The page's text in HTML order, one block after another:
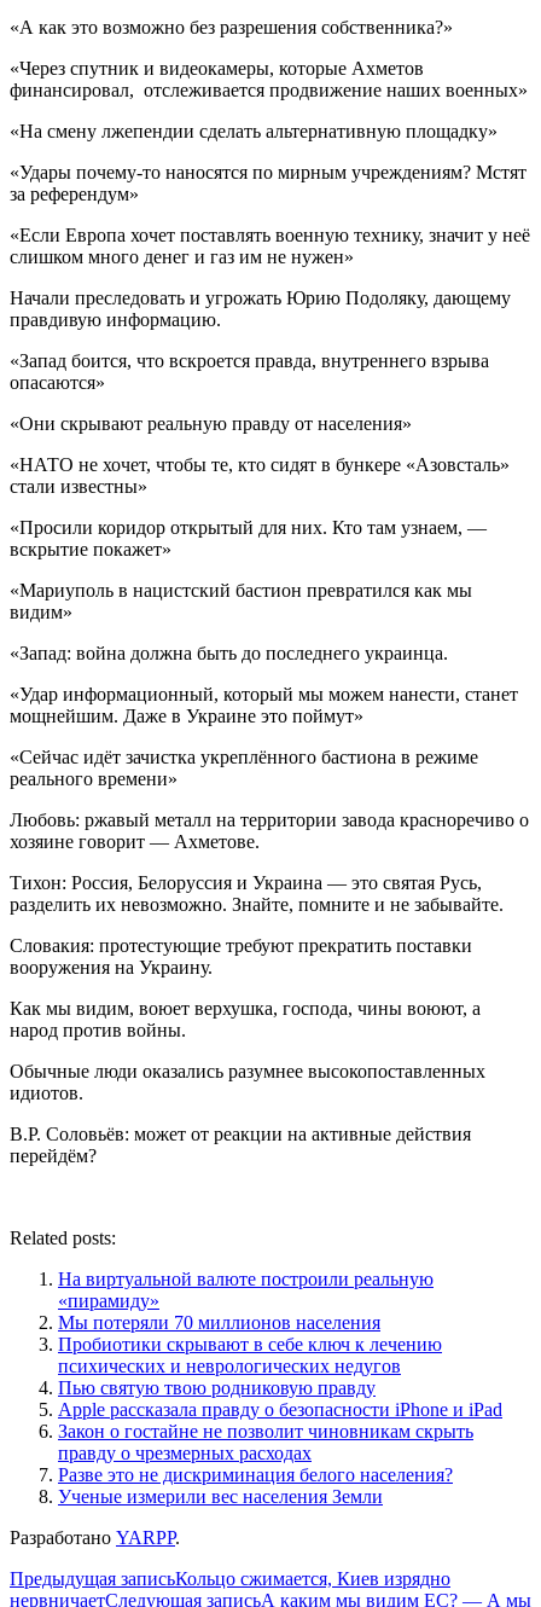
«А как это возможно без разрешения собственника?»
«Через спутник и видеокамеры, которые Ахметов
финансировал, отслеживается продвижение наших военных»
«На смену лжепендии сделать альтернативную площадку»
«Удары почему-то наносятся по мирным учреждениям? Мстят
за референдум»
«Если Европа хочет поставлять военную технику, значит у неё
слишком много денег и газ им не нужен»
Начали преследовать и угрожать Юрию Подоляку, дающему
правдивую информацию.
«Запад боится, что вскроется правда, внутреннего взрыва
опасаются»
«Они скрывают реальную правду от населения»
«НАТО не хочет, чтобы те, кто сидят в бункере «Азовсталь»
стали известны»
«Просили коридор открытый для них. Кто там узнаем, —
вскрытие покажет»
«Мариуполь в нацистский бастион превратился как мы
видим»
«Запад: война должна быть до последнего украинца.
«Удар информационный, который мы можем нанести, станет
мощнейшим. Даже в Украине это поймут»
«Сейчас идёт зачистка укреплённого бастиона в режиме
реального времени»
Любовь: ржавый металл на территории завода красноречиво о
хозяине говорит — Ахметове.
Тихон: Россия, Белоруссия и Украина — это святая Русь,
разделить их невозможно. Знайте, помните и не забывайте.
Словакия: протестующие требуют прекратить поставки
вооружения на Украину.
Как мы видим, воюет верхушка, господа, чины воюют, а
народ против войны.
Обычные люди оказались разумнее высокопоставленных
идиотов.
В.Р. Соловьёв: может от реакции на активные действия
перейдём?
Related posts:
На виртуальной валюте построили реальную
«пирамиду»
Мы потеряли 70 миллионов населения
Пробиотики скрывают в себе ключ к лечению
психических и неврологических недугов
Пью святую твою родниковую правду
Apple рассказала правду о безопасности iPhone и iPad
Закон о гостайне не позволит чиновникам скрыть
правду о чрезмерных расходах
Разве это не дискриминация белого населения?
Ученые измерили вес населения Земли
Разработано YARPP.
Навигация
Предыдущая записьКольцо сжимается, Киев изрядно
нервничаетСледующая записьА каким мы видим ЕС? — А мы